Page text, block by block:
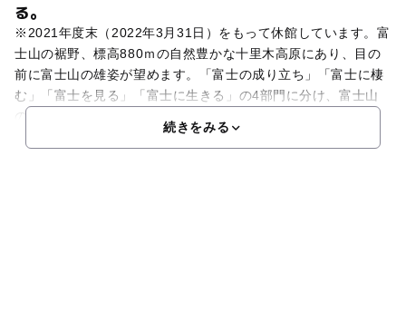
る。
※2021年度末（2022年3月31日）をもって休館しています。富
士山の裾野、標高880ｍの自然豊かな十里木高原にあり、目の
前に富士山の雄姿が望めます。「富士の成り立ち」「富士に棲
む」「富士を見る」「富士に生きる」の4部門に分け、富士山
の歴史、動植物、それにまつわる人々の生活など
続きをみる